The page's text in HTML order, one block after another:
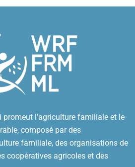
promeut l’agriculture familiale et le
composé par des
familiale, des organisations de
coopératives agricoles et des